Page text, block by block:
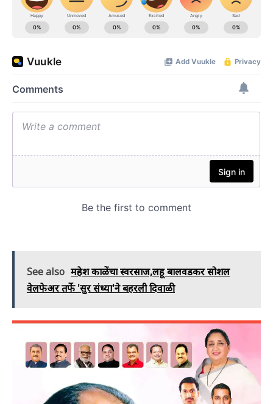
See also महेश काळेंचा स्वरसाज,लहू बालवडकर सोशल
वेलफेअर तर्फे 'सुर संध्या'ने बहरली दिवाळी